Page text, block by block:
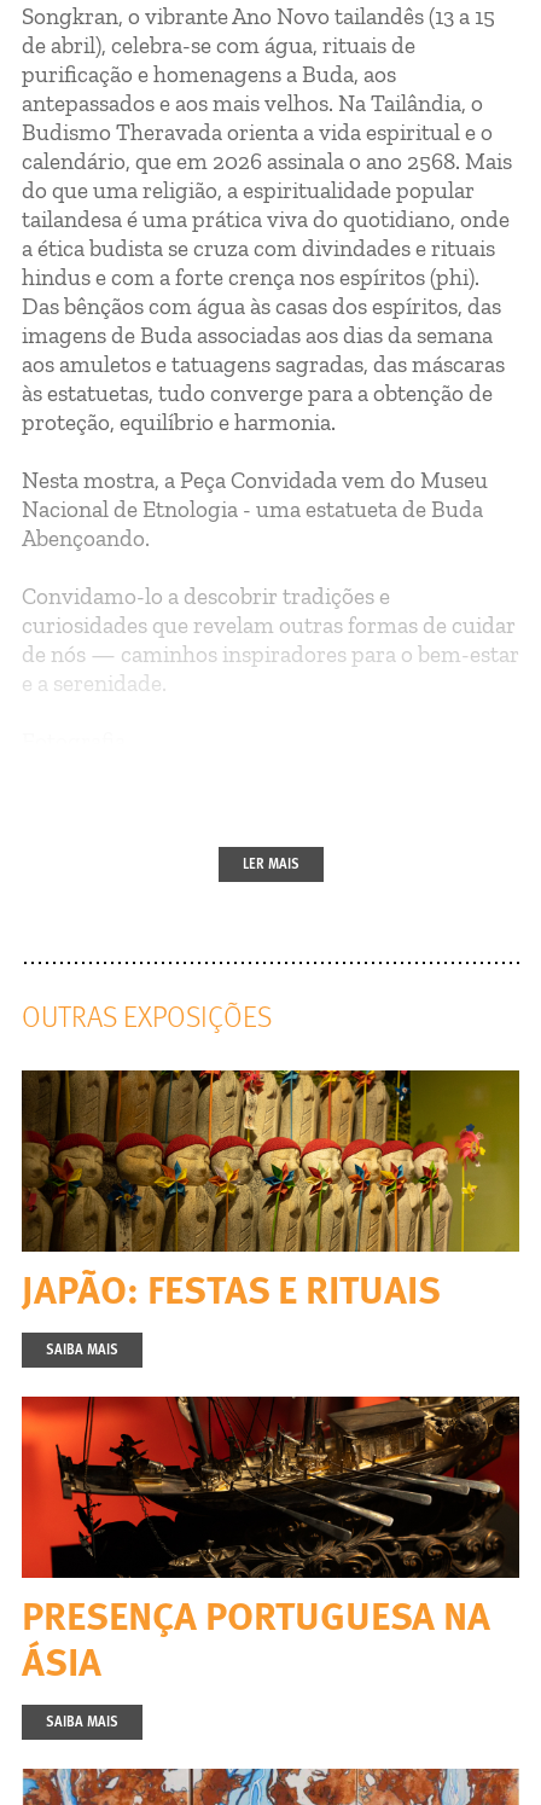
Songkran, o vibrante Ano Novo tailandês (13 a 15
de abril), celebra-se com água, rituais de
purificação e homenagens a Buda, aos
antepassados e aos mais velhos. Na Tailândia, o
Budismo Theravada orienta a vida espiritual e o
calendário, que em 2026 assinala o ano 2568. Mais
do que uma religião, a espiritualidade popular
tailandesa é uma prática viva do quotidiano, onde
a ética budista se cruza com divindades e rituais
hindus e com a forte crença nos espíritos (phi).
Das bênçãos com água às casas dos espíritos, das
imagens de Buda associadas aos dias da semana
aos amuletos e tatuagens sagradas, das máscaras
às estatuetas, tudo converge para a obtenção de
proteção, equilíbrio e harmonia.
Nesta mostra, a Peça Convidada vem do Museu
Nacional de Etnologia - uma estatueta de Buda
Abençoando.
Convidamo-lo a descobrir tradições e
curiosidades que revelam outras formas de cuidar
de nós — caminhos inspiradores para o bem-estar
e a serenidade.
LER MAIS
OUTRAS EXPOSIÇÕES
JAPÃO: FESTAS E RITUAIS
SAIBA MAIS
PRESENÇA PORTUGUESA NA
ÁSIA
SAIBA MAIS